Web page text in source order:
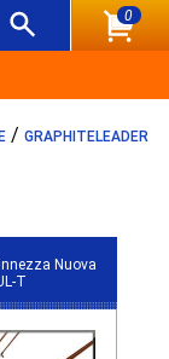
0
/ GRAPHITELEADER
Nuova
T